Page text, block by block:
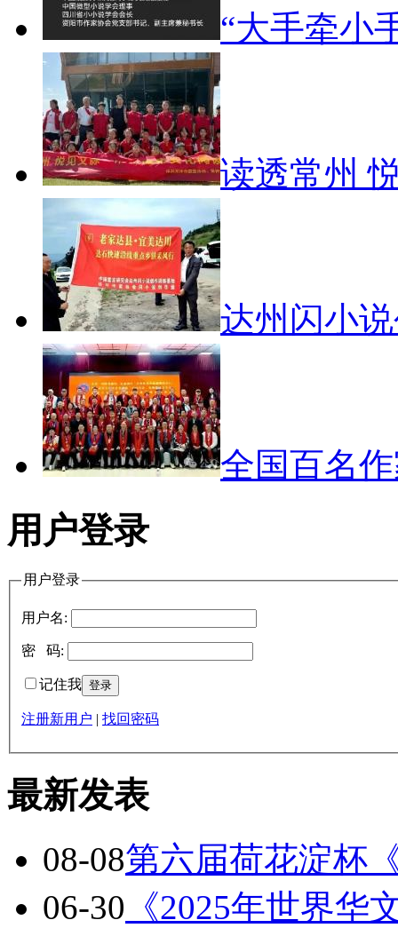
“大手牵小
读透常州
达州闪小
全国百名
用户登录
用户登录
用户名:
密 码:
记住我
注册新用户 | 找回密码
最新发表
08-08第六届荷花淀杯
06-30 《2025年世界华